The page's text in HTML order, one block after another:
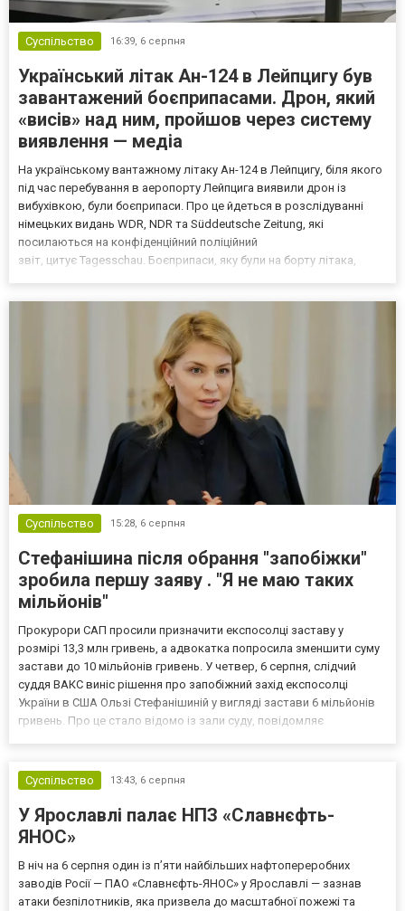
Суспільство 16:39, 6 серпня
Український літак Ан-124 в Лейпцигу був
завантажений боєприпасами. Дрон, який
«висів» над ним, пройшов через систему
виявлення — медіа
На українському вантажному літаку Ан-124 в Лейпцигу, біля якого
під час перебування в аеропорту Лейпцига виявили дрон із
вибухівкою, були боєприпаси. Про це йдеться в розслідуванні
німецьких видань WDR, NDR та Süddeutsche Zeitung, які
посилаються на конфіденційний поліційний
звіт, цитує Tagesschau. Боєприпаси, яку були на борту літака,
Суспільство 15:28, 6 серпня
Стефанішина після обрання "запобіжки"
зробила першу заяву . "Я не маю таких
мільйонів"
Прокурори САП просили призначити експосолці заставу у
розмірі 13,3 млн гривень, а адвокатка попросила зменшити суму
застави до 10 мільйонів гривень. У четвер, 6 серпня, слідчий
суддя ВАКС виніс рішення про запобіжний захід експосолці
України в США Ользі Стефанішиній у вигляді застави 6 мільйонів
гривень. Про це стало відомо із зали суду, повідомляє
Суспільство
13:43, 6 серпня
У Ярославлі палає НПЗ «Славнєфть-
ЯНОС»
В ніч на 6 серпня один із п’яти найбільших нафтопереробних
заводів Росії — ПАО «Славнєфть-ЯНОС» у Ярославлі — зазнав
атаки безпілотників, яка призвела до масштабної пожежі та